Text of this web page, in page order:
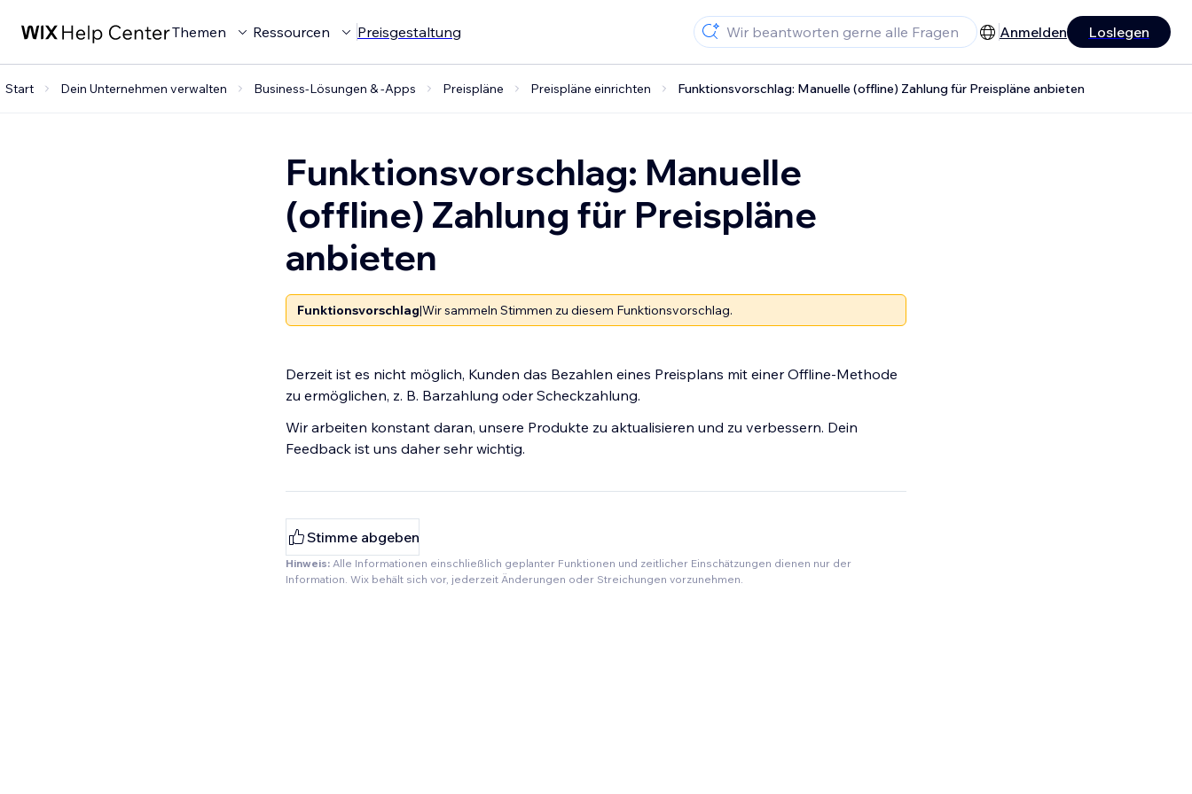
Themen Ressourcen Preisgestaltung Anmelden Loslegen
Start Dein Unternehmen verwalten Business-Lösungen & -Apps Preispläne Preispläne einrichten Funktionsvorschlag: Manuelle (offline) Zahlung für Preispläne anbieten
Funktionsvorschlag: Manuelle
(offline) Zahlung für Preispläne
anbieten
Funktionsvorschlag|Wir sammeln Stimmen zu diesem Funktionsvorschlag.
Derzeit ist es nicht möglich, Kunden das Bezahlen eines Preisplans mit einer Offline-Methode
zu ermöglichen, z. B. Barzahlung oder Scheckzahlung.
Wir arbeiten konstant daran, unsere Produkte zu aktualisieren und zu verbessern. Dein
Feedback ist uns daher sehr wichtig.
Stimme abgeben
Hinweis: Alle Informationen einschließlich geplanter Funktionen und zeitlicher Einschätzungen dienen nur der
Information. Wix behält sich vor, jederzeit Änderungen oder Streichungen vorzunehmen.